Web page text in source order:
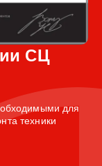
СЦ
для
техники